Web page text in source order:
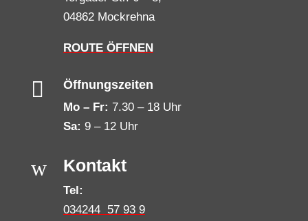
04862 Mockrehna
ROUTE ÖFFNEN
 Öffnungszeiten
Mo – Fr: 7.30 – 18 Uhr
Sa: 9 – 12 Uhr
w Kontakt
Tel:
034244 57 93 9